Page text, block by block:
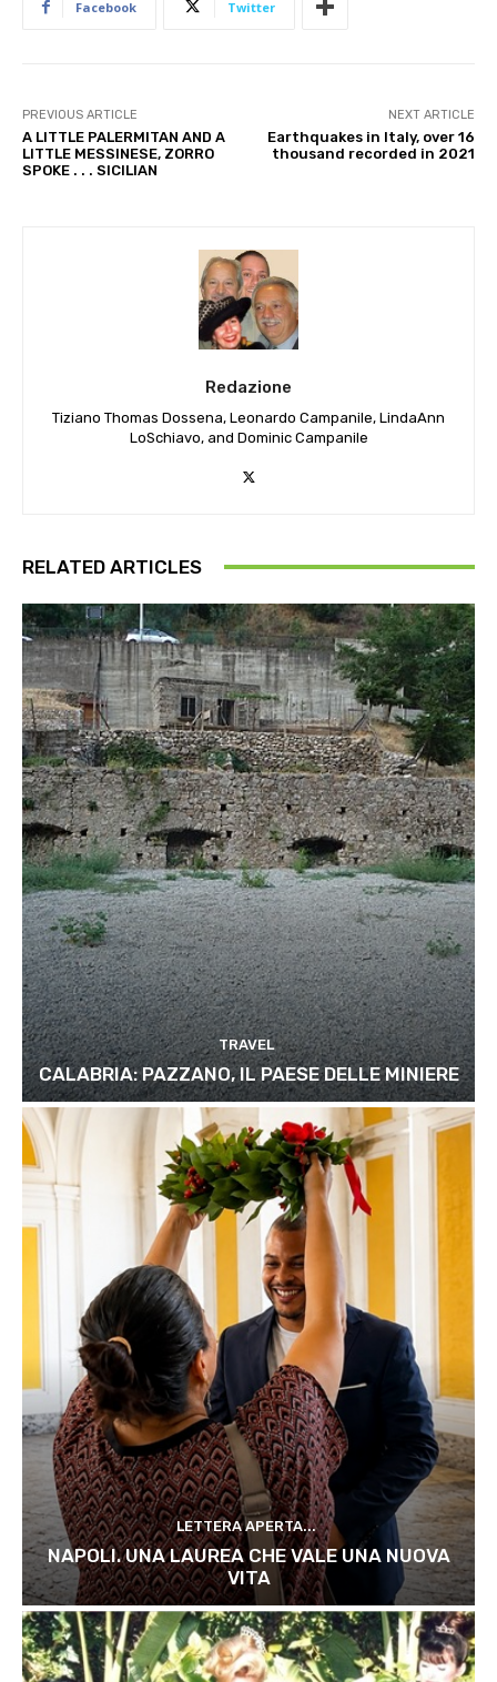
Facebook Twitter
PREVIOUS ARTICLE
A LITTLE PALERMITAN AND A
LITTLE MESSINESE, ZORRO
SPOKE . . . SICILIAN
NEXT ARTICLE
Earthquakes in Italy, over 16
thousand recorded in 2021
Redazione
Tiziano Thomas Dossena, Leonardo Campanile, LindaAnn
LoSchiavo, and Dominic Campanile
RELATED ARTICLES
TRAVEL
CALABRIA: PAZZANO, IL PAESE DELLE MINIERE
LETTERA APERTA...
NAPOLI. UNA LAUREA CHE VALE UNA NUOVA
VITA